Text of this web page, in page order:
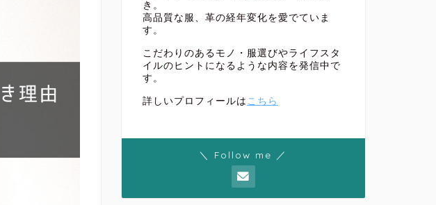
き。
高品質な服、革の経年変化を愛でていま
す。
こだわりのあるモノ・服選びやライフスタ
イルのヒントになるような内容を発信中で
す。
詳しいプロフィールは こちら
＼ Follow me ／